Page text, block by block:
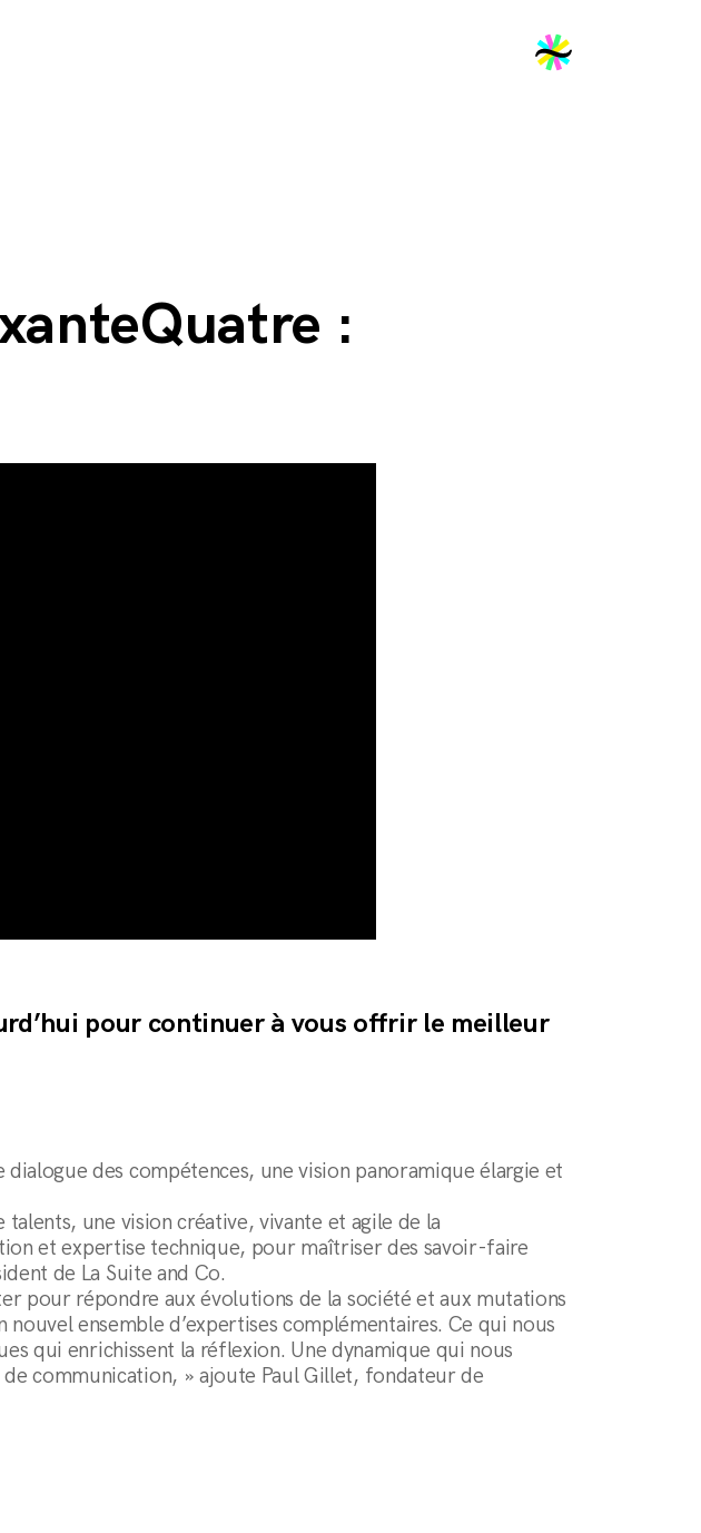
:
pour continuer à vous offrir le meilleur
des compétences, une vision panoramique élargie et
une vision créative, vivante et agile de la
et expertise technique, pour maîtriser des savoir-faire
de La Suite and Co.
pour répondre aux évolutions de la société et aux mutations
ensemble d’expertises complémentaires. Ce qui nous
qui enrichissent la réflexion. Une dynamique qui nous
communication, » ajoute Paul Gillet, fondateur de